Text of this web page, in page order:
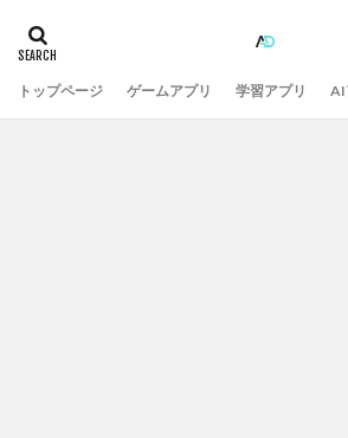
トップページ ゲームアプリ 学習アプリ AI